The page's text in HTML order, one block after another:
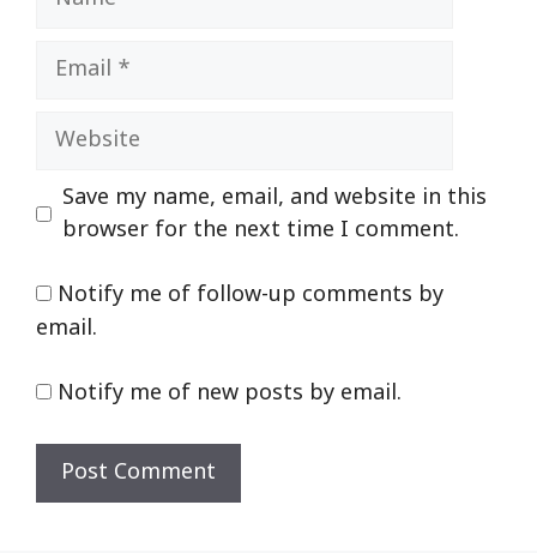
Email
Website
Save my name, email, and website in this
browser for the next time I comment.
Notify me of follow-up comments by
email.
Notify me of new posts by email.